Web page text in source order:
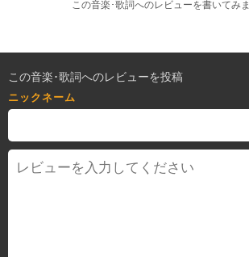
この音楽･歌詞へのレビューを書いてみ
この音楽･歌詞へのレビューを投稿
ニックネーム